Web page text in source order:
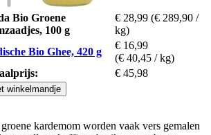
Bio Groene
100 g
€ 28,99 (€ 289,90 /
kg)
Bio Ghee, 420 g
€ 16,99
(€ 40,45 / kg)
€ 45,98
winkelmandje
kardemom worden vaak vers gemalen